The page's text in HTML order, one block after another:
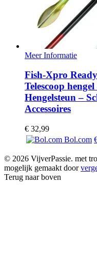
Meer Informatie
Fish-Xpro
Telescoop
Hengelsteun –
Accessoires
€ 32,99
Bol.com
© 2026 VijverPassie. met
mogelijk gemaakt door
Terug naar boven